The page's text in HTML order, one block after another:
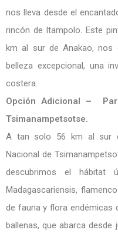
nos lleva desde el
rincón de Itampolo. Este
km al sur de Anakao, nos
belleza excepcional, una
costera.
Opción Adicional –
Tsimanampetsotse.
A tan solo 56 km al sur
Nacional de
descubrimos el hábitat
Madagascariensis,
de fauna y flora endémicas
ballenas, que abarca desde